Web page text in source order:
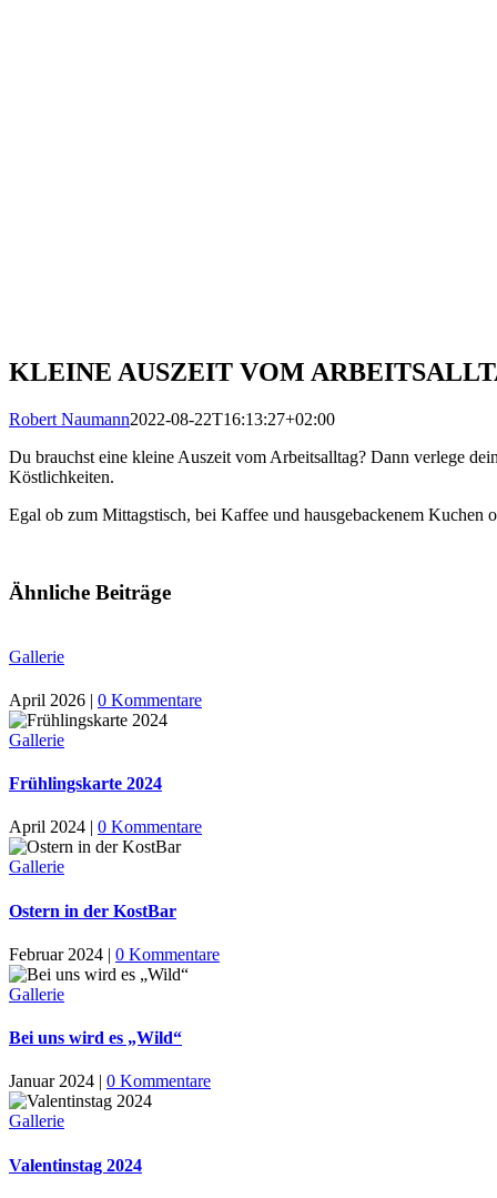
KLEINE AUSZEIT VOM
Robert Naumann2022-08-22T16:13:27+02:00
Du brauchst eine kleine Auszeit vom Arbeitsalltag? Dann verlege
Köstlichkeiten.
Egal ob zum Mittagstisch, bei Kaffee und hausgebackenem Kuchen
Ähnliche Beiträge
Gallerie
April 2026 | 0 Kommentare
Gallerie
Frühlingskarte 2024
April 2024 | 0 Kommentare
Gallerie
Ostern in der KostBar
Februar 2024 | 0 Kommentare
Gallerie
Bei uns wird es „Wild“
Januar 2024 0 Kommentare
Gallerie
Valentinstag 2024